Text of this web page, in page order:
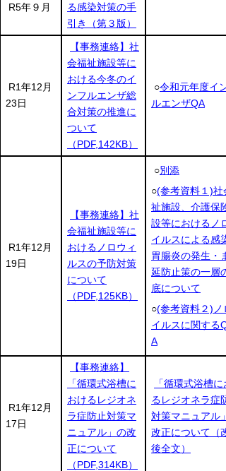
R5年９月
る感染対策の手
引き（第３版）
R1年12月
23日
【事務連絡】社
会福祉施設等に
おける今冬のイ
ンフルエンザ総
合対策の推進に
ついて
（PDF,142KB）
○令和元年度イン
ルエンザQA
R1年12月
19日
【事務連絡】社
会福祉施設等に
おけるノロウィ
ルスの予防対策
について
（PDF,125KB）
○別添
○(参考資料１)社
祉施設、介護保
設等におけるノ
イルスによる感
胃腸炎の発生・
延防止策の一層
底について
○(参考資料２)ノ
イルスに関するQ
A
R1年12月
17日
【事務連絡】
「循環式浴槽に
おけるレジオネ
ラ症防止対策マ
ニュアル」の改
正について
（PDF,314KB）
「循環式浴槽に
るレジオネラ症
対策マニュアル
改正について（
後全文）